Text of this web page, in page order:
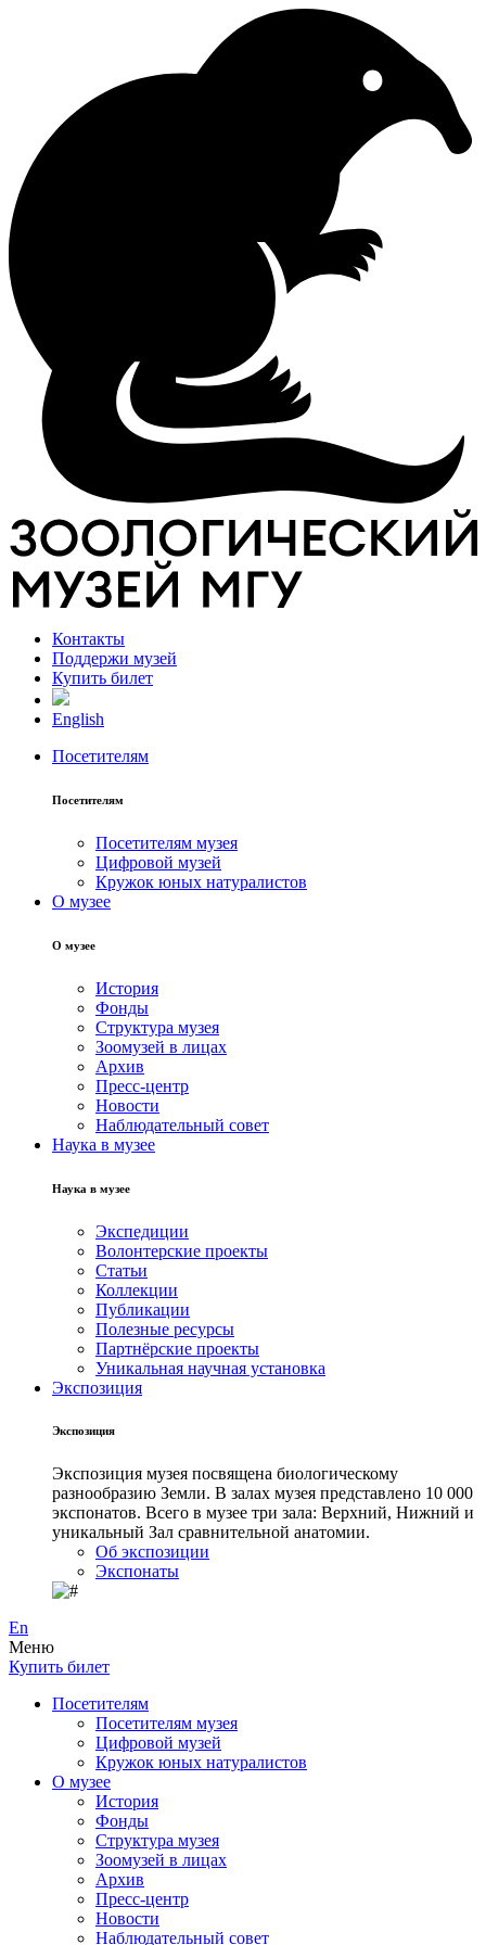
Контакты
Поддержи музей
Купить билет
English
Посетителям
Посетителям
Посетителям музея
Цифровой музей
Кружок юных натуралистов
О музее
О музее
История
Фонды
Структура музея
Зоомузей в лицах
Архив
Пресс-центр
Новости
Наблюдательный совет
Наука в музее
Наука в музее
Экспедиции
Волонтерские проекты
Статьи
Коллекции
Публикации
Полезные ресурсы
Партнёрские проекты
Уникальная научная установка
Экспозиция
Экспозиция
Экспозиция музея посвящена биологическому
разнообразию Земли. В залах музея представлено 10 000
экспонатов. Всего в музее три зала: Верхний, Нижний и
уникальный Зал сравнительной анатомии.
Об экспозиции
Экспонаты
En
Меню
Купить билет
Посетителям
Посетителям музея
Цифровой музей
Кружок юных натуралистов
О музее
История
Фонды
Структура музея
Зоомузей в лицах
Архив
Пресс-центр
Новости
Наблюдательный совет